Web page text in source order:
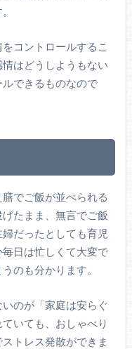
コントロールするこ
はどうしようもない
できるものなので
でご飯が並べられる
たまま、無言でご飯
だったとしても育児
日は忙しくて大変で
のも分かります。
のが「家庭は安らぐ
いても、おしゃべり
トレス発散ができま